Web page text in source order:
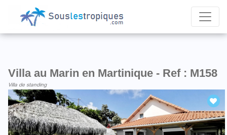
Villa au Marin en Martinique - Ref : M158
Villa de standing